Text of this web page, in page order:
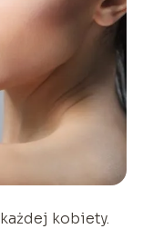
kobiety.